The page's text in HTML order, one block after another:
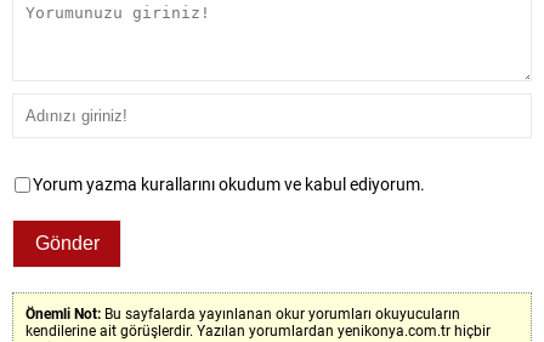
Yorum yazma kurallarını okudum ve kabul ediyorum.
Önemli Not: Bu sayfalarda yayınlanan okur yorumları okuyucuların
kendilerine ait görüşlerdir. Yazılan yorumlardan yenikonya.com.tr hiçbir